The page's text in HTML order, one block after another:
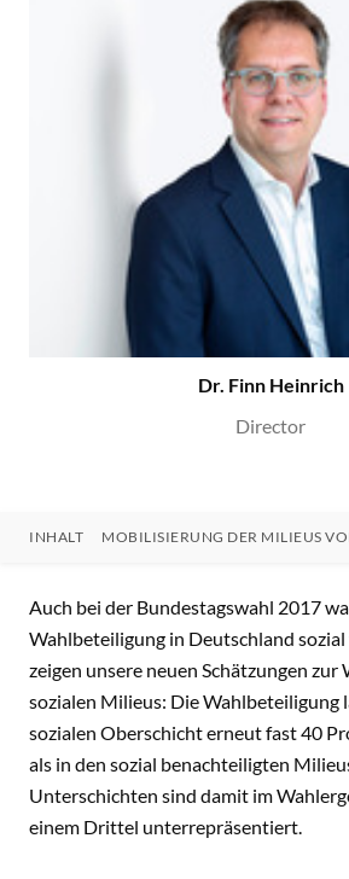
Dr. Finn Heinrich
Director
INHALT MOBILISIERUNG DER MILIEUS
INHALT
Auch bei der Bundestagswahl 2017
Wahlbeteiligung in Deutschland
zeigen unsere neuen Schätzungen
sozialen Milieus: Die Wahlbeteiligung
sozialen Oberschicht erneut fast 40
als in den sozial benachteiligten
Unterschichten sind damit im
einem Drittel unterrepräsentiert.